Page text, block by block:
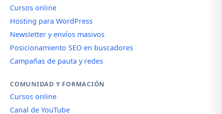
Cursos online
Hosting para WordPress
Newsletter y envíos masivos
Posicionamiento SEO en buscadores
Campañas de pauta y redes
COMUNIDAD Y FORMACIÓN
Cursos online
Canal de YouTube